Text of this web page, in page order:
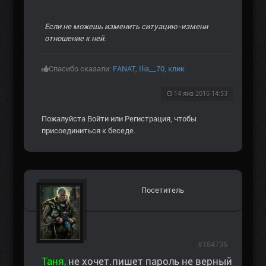
Если не можешь изменить ситуацию-измени
отношение к ней.
Спасибо сказали: FANAT, Ilia__70, клик
14 янв 2016 14:53
Пожалуйста Войти или Регистрация, чтобы
присоединиться к беседе.
Посетитель
Таня, не хочет.пишет пароль не верный
#184735